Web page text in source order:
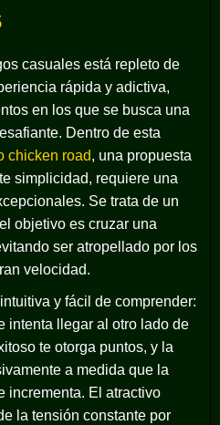
casuales está repleto de
rápida y adictiva,
en los que se busca una
Dentro de esta
chicken road, una propuesta
simplicidad, requiere una
Se trata de un
objetivo es cruzar una
ser atropellado por los
velocidad.
y fácil de comprender:
intenta llegar al otro lado de
te otorga puntos, y la
a medida que la
incrementa. El atractivo
la tensión constante por